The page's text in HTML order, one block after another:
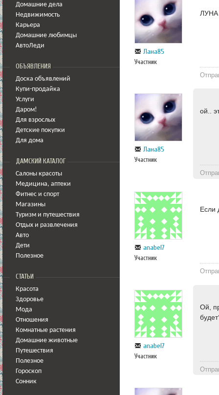
Домашние дела
Недвижимость
Карьера
Домашние любимцы
АвтоЛеди
ОБЪЯВЛЕНИЯ
Доска объявлений
Купи-продайка
Услуги
Даром!
Для взрослых
Детские покупки
Для дома
ДАМСКИЙ КАТАЛОГ
Салоны красоты
Медицина, аптеки
Фитнес и спорт
Магазины
Туризм и путешествия
Отдых и развлечения
Авто
Дети
Полезное
СТАТЬИ
Красота
Здоровье
Мода
Отношения
Комнатные растения
Домашние животные
Путешествия
Полезное
Гороскоп
Сонник
Лана85
Участник
ЛУНА
Лана85
Участник
ой..
anabel7
Участник
Если
anabel7
Участник
Ой,